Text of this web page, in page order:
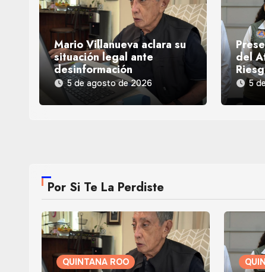
Mario Villanueva aclara su
situación legal ante
desinformación
5 de agosto de 2026
del
5
Por Si Te La Perdiste
QUINTANA ROO